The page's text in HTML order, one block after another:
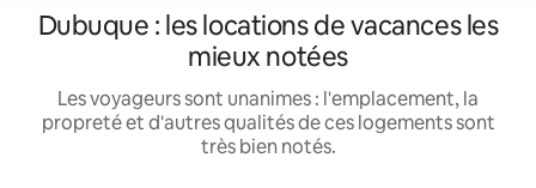
Dubuque : les locations de vacances les
mieux notées
Les voyageurs sont unanimes : l'emplacement, la
propreté et d'autres qualités de ces logements sont
très bien notés.